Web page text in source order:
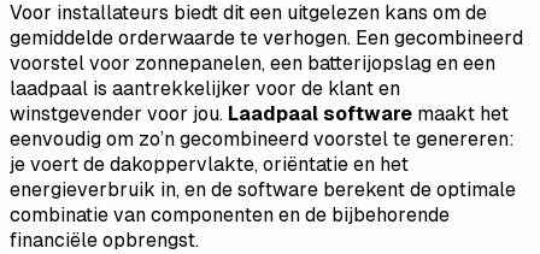
Voor installateurs biedt dit een uitgelezen kans om de
gemiddelde orderwaarde te verhogen. Een gecombineerd
voorstel voor zonnepanelen, een batterijopslag en een
laadpaal is aantrekkelijker voor de klant en
winstgevender voor jou. Laadpaal software maakt het
eenvoudig om zo’n gecombineerd voorstel te genereren:
je voert de dakoppervlakte, oriëntatie en het
energieverbruik in, en de software berekent de optimale
combinatie van componenten en de bijbehorende
financiële opbrengst.